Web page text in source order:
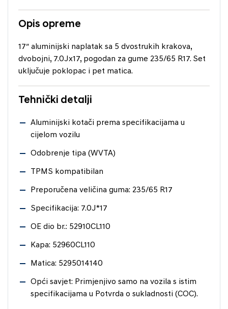
Opis opreme
17″ aluminijski naplatak sa 5 dvostrukih krakova,
dvobojni, 7.0Jx17, pogodan za gume 235/65 R17. Set
uključuje poklopac i pet matica.
Tehnički detalji
Aluminijski kotači prema specifikacijama u
cijelom vozilu
Odobrenje tipa (WVTA)
TPMS kompatibilan
Preporučena veličina guma: 235/65 R17
Specifikacija: 7.0J*17
OE dio br.: 52910CL110
Kapa: 52960CL110
Matica: 5295014140
Opći savjet: Primjenjivo samo na vozila s istim
specifikacijama u Potvrda o sukladnosti (COC).